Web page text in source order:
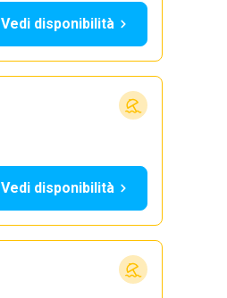
Vedi disponibilità
Vedi disponibilità